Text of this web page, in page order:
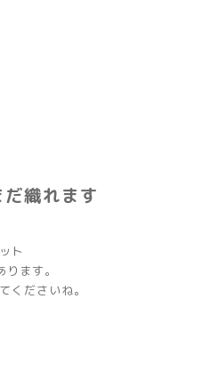
織れます
ト
ます。
くださいね。